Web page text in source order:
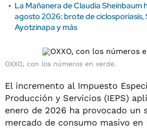
La Mañanera de Claudia Sheinbaum
agosto 2026: brote de ciclosporiasis,
Ayotzinapa y más
OXXO, con los números en verde.
El incremento al Impuesto
Producción y Servicios (IEPS)
enero de 2026 ha provocado un
mercado de consumo masivo en